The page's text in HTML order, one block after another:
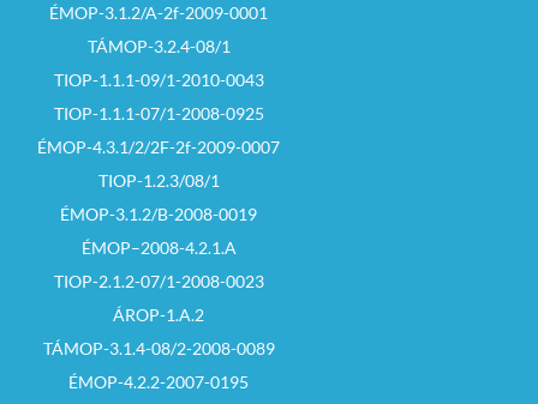
ÉMOP-3.1.2/A-2f-2009-0001
TÁMOP-3.2.4-08/1
TIOP-1.1.1-09/1-2010-0043
TIOP-1.1.1-07/1-2008-0925
ÉMOP-4.3.1/2/2F-2f-2009-0007
TIOP-1.2.3/08/1
ÉMOP-3.1.2/B-2008-0019
ÉMOP–2008-4.2.1.A
TIOP-2.1.2-07/1-2008-0023
ÁROP-1.A.2
TÁMOP-3.1.4-08/2-2008-0089
ÉMOP-4.2.2-2007-0195